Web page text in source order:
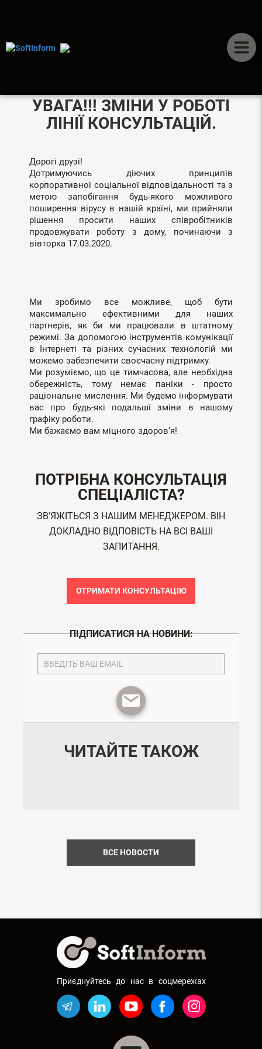
УВАГА!!! ЗМІНИ У РОБОТІ
ЛІНІЇ КОНСУЛЬТАЦІЙ.
Дорогі друзі!
Дотримуючись діючих принципів
корпоративної соціальної відповідальності та з
метою запобігання будь-якого можливого
поширення вірусу в нашій країні, ми прийняли
рішення просити наших співробітників
продовжувати роботу з дому, починаючи з
вівторка 17.03.2020.
Ми зробимо все можливе, щоб бути
максимально ефективними для наших
партнерів, як би ми працювали в штатному
режимі. За допомогою інструментів комунікації
в Інтернеті та різних сучасних технологій ми
можемо забезпечити своєчасну підтримку.
Ми розуміємо, що це тимчасова, але необхідна
обережність, тому немає паніки - просто
раціональне мислення. Ми будемо інформувати
вас про будь-які подальші зміни в нашому
графіку роботи.
Ми бажаємо вам міцного здоров’я!
ПОТРІБНА КОНСУЛЬТАЦІЯ
СПЕЦІАЛІСТА?
ЗВ'ЯЖІТЬСЯ З НАШИМ МЕНЕДЖЕРОМ. ВІН
ДОКЛАДНО ВІДПОВІСТЬ НА ВСІ ВАШІ
ЗАПИТАННЯ.
ОТРИМАТИ КОНСУЛЬТАЦІЮ
ПІДПИСАТИСЯ НА НОВИНИ:
ЧИТАЙТЕ ТАКОЖ
ВСЕ НОВОСТИ
Приєднуйтесь до нас в соцмережах